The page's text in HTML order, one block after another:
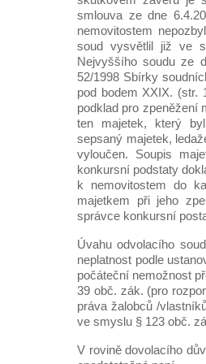
smlouva ze dne
nemovitostem
soud vysvětlil již ve
Nejvyššího soudu ze
52/1998 Sbírky
pod bodem XXIX. (str.
podklad pro zpeněžení
ten majetek, který
sepsaný majetek,
vyloučen. Soupis
konkursní podstaty
k nemovitostem do
majetkem při jeho
správce konkursní
Úvahu odvolacího
neplatnost podle
počáteční nemožnost
39 obč. zák. (pro
práva žalobců /
ve smyslu § 123 obč.
V rovině dovolacího